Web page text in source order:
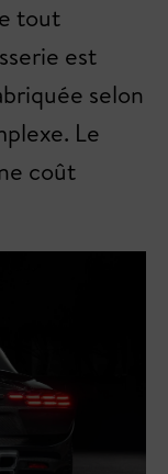
tout
est
selon
Le
coût